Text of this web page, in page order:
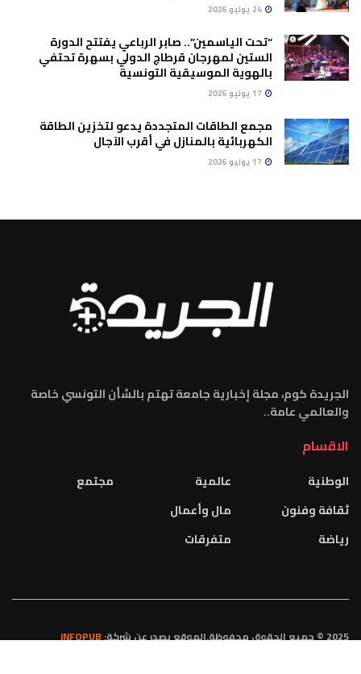
“تحت الياسمين”.. صابر الرباعي يفتتح الدورة
الستين لمهرجان قرطاج الدولي بسهرة تحتفي
بالهوية الموسيقية التونسية
مجمع الطاقات المتجددة يدعو لتخزين الطاقة
الكهربائية بالمنازل في أقرب الآجال
الجريدة كوم، مجلة إخبارية جامعة تهتم بالشأن التونسي خاصة
والعالمي عامة..
الاقسام
الوطنية
ثقافة وفنون
رياضة
عالمية
مال وأعمال
متفرقات
مجتمع
2025 © جميع الحقوق محفوظة.الموقع يصدر عن شركة: INFOPUB